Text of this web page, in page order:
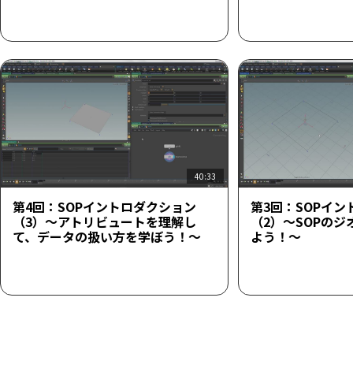
40:33
第4回：SOPイントロダクション
（3）～アトリビュートを理解し
て、データの扱い方を学ぼう！～
第3回：SOPイン
（2）～SOPの
よう！～